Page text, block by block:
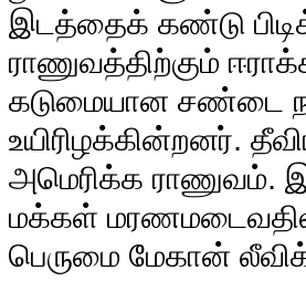
இடத்தைக் கண்டு
ராணுவத்திற்கும்
கடுமையான சண்டை
உயிரிழக்கின்றனர்.
அமெரிக்க ராணுவம்.
மக்கள்
பெருமை மேகான்